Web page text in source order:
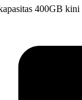
400GB